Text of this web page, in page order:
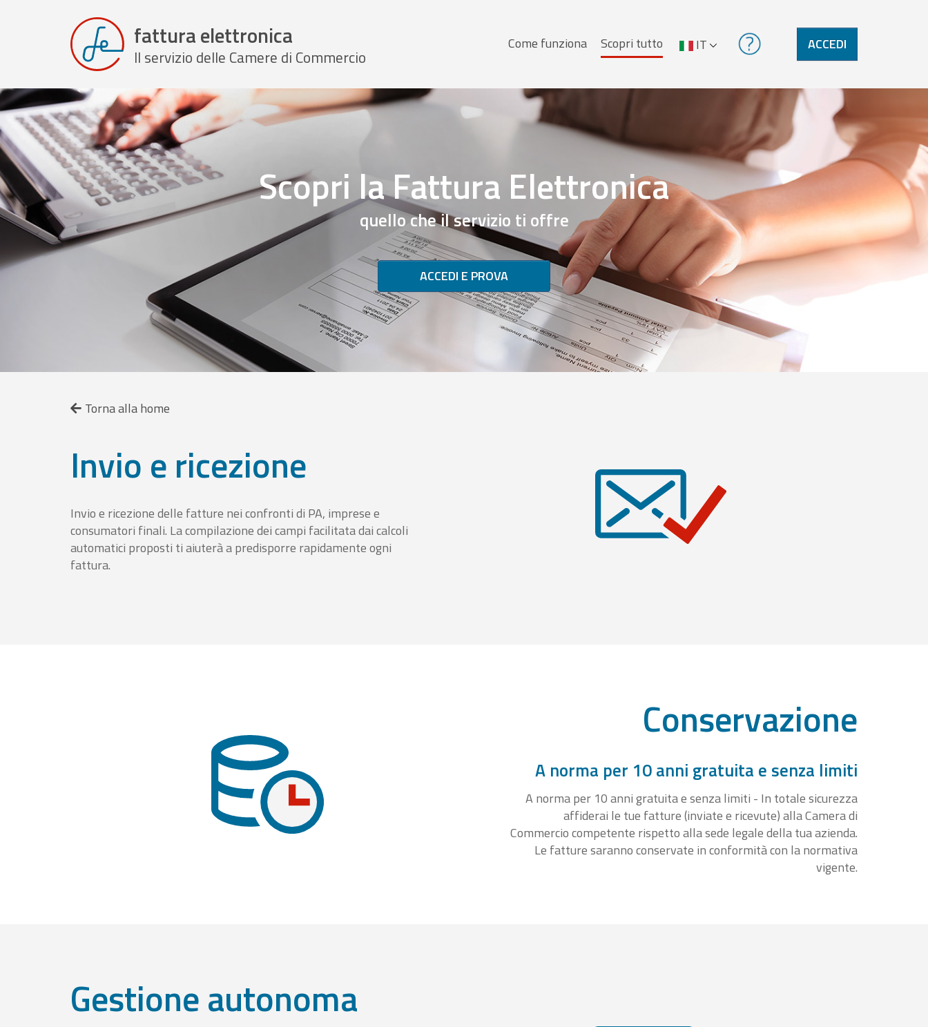
fattura elettronica
Il servizio delle Camere di Commercio Menu
principale
Come funziona Scopri tutto IT ACCEDI
Scopri la Fattura Elettronica
quello che il servizio ti offre
ACCEDI E PROVA
Torna alla home
Invio e ricezione
Invio e ricezione delle fatture nei confronti di PA, imprese e
consumatori finali. La compilazione dei campi facilitata dai calcoli
automatici proposti ti aiuterà a predisporre rapidamente ogni
fattura.
Conservazione
A norma per 10 anni gratuita e senza limiti
A norma per 10 anni gratuita e senza limiti - In totale sicurezza
affiderai le tue fatture (inviate e ricevute) alla Camera di
Commercio competente rispetto alla sede legale della tua azienda.
Le fatture saranno conservate in conformità con la normativa
vigente.
Gestione autonoma